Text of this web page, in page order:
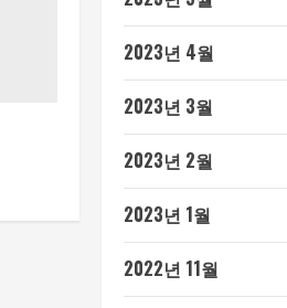
2023년 4월
2023년 3월
2023년 2월
2023년 1월
2022년 11월